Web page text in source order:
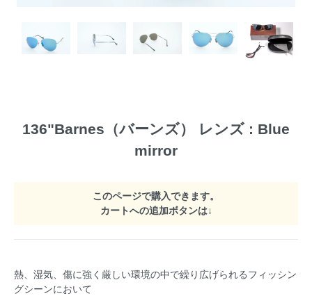
136"Barnes（バーンズ） レンズ : Blue
mirror
このページで購入できます。
カートへの追加ボタンは↓
熱、湿気、傷に強く厳しい環境の中で繰り広げられるフィッシン
グシーンにおいて